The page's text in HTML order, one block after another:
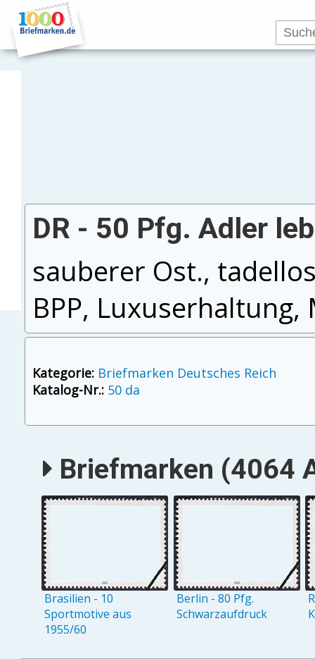
DR - 50 Pfg. Adler
sauberer Ost.,
BPP, Luxuserhaltung,
Kategorie: Briefmarken Deutsches Reich
Katalog-Nr.: 50 da
Briefmarken (4064
Brasilien - 10
Sportmotive aus
1955/60
Berlin - 80 Pfg.
Schwarzaufdruck